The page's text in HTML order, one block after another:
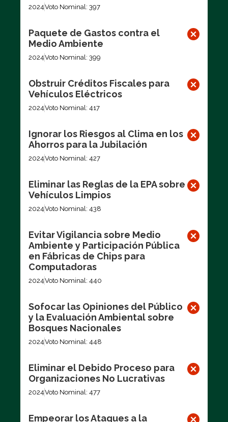
2024Voto Nominal: 397
Paquete de Gastos contra el
Medio Ambiente
2024Voto Nominal: 399
Obstruir Créditos Fiscales para
Vehículos Eléctricos
2024Voto Nominal: 417
Ignorar los Riesgos al Clima en los
Ahorros para la Jubilación
2024Voto Nominal: 427
Eliminar las Reglas de la EPA sobre
Vehículos Limpios
2024Voto Nominal: 438
Evitar Vigilancia sobre Medio
Ambiente y Participación Pública
en Fábricas de Chips para
Computadoras
2024Voto Nominal: 440
Sofocar las Opiniones del Público
y la Evaluación Ambiental sobre
Bosques Nacionales
2024Voto Nominal: 448
Eliminar el Debido Proceso para
Organizaciones No Lucrativas
2024Voto Nominal: 477
Empeorar los Ataques a la